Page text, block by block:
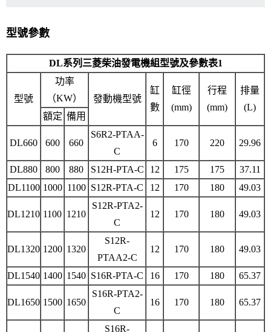
型號參數
DL系列三菱柴油發電機組型號及參數表1
型號
功率
（KW）
發動機型號
缸
數
缸徑
(mm)
行程
(mm)
排量
(L)
額定 備用
DL660 600 660
S6R2-PTAA-
C
6 170 220 29.96
DL880 800 880 S12H-PTA-C 12 175 175
37.11
DL1100 1000 1100 S12R-PTA-C 12 170 180 49.03
DL1210 1100 1210
S12R-PTA2-
C
12 170 180 49.03
DL1320 1200 1320
S12R-
PTAA2-C
12 170 180 49.03
DL1540 1400 1540 S16R-PTA-C 16 170 180 65.37
DL1650 1500 1650
S16R-PTA2-
C
16 170 180 65.37
S16R-